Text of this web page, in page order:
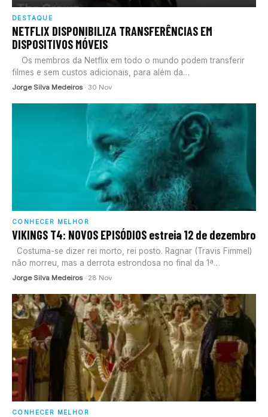
DESTAQUE
NETFLIX DISPONIBILIZA TRANSFERÊNCIAS EM
DISPOSITIVOS MÓVEIS
Os membros da Netflix em todo o mundo podem transferir
filmes e sem custos adicionais, para além da…
Jorge Silva Medeiros· 30 Nov
CONHECER MELHOR
VIKINGS T4: NOVOS EPISÓDIOS estreia 12 de dezembro
Costuma-se dizer rei morto, rei posto. Ragnar (Travis Fimmel)
não morreu, mas a derrota estrondosa no final da 1ª…
Jorge Silva Medeiros· 28 Nov
CONHECER MELHOR